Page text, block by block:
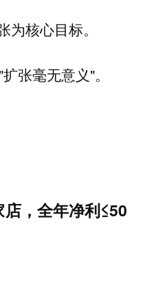
为核心目标。
张毫无意义"。
，全年净利≤50